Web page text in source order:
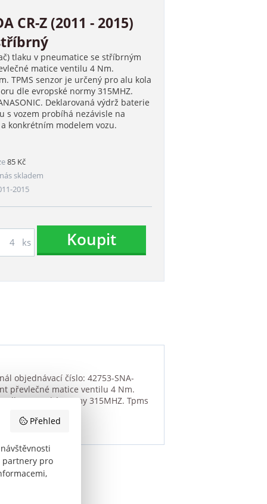
CR-Z (2011 - 2015)
tlaku v pneumatice se stříbrným
matice ventilu 4 Nm.
TPMS senzor je určený pro alu kola
dle evropské normy 315MHZ.
Deklarovaná výdrž baterie
s vozem probíhá nezávisle na
konkrétním modelem vozu.
85 Kč
skladem
2015
ks Koupit
objednávací číslo: 42753-SNA-
převlečné matice ventilu 4 Nm.
dle evropské normy 315MHZ. Tpms
Přehled
partnery pro